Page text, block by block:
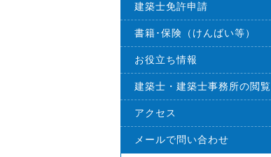
建築士免許申請
書籍･保険（けんばい等）
お役立ち情報
建築士・建築士事務所の閲覧
アクセス
メールで問い合わせ